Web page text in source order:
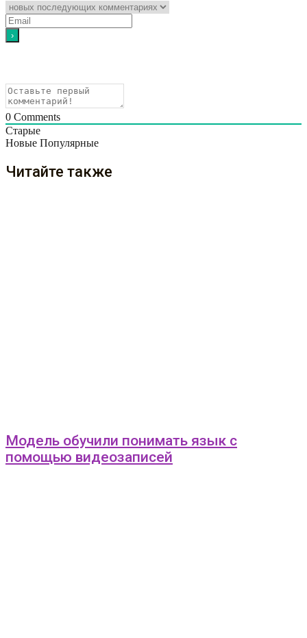
0 Comments
Старые
Новые Популярные
Читайте также
Модель обучили понимать язык с
помощью видеозаписей